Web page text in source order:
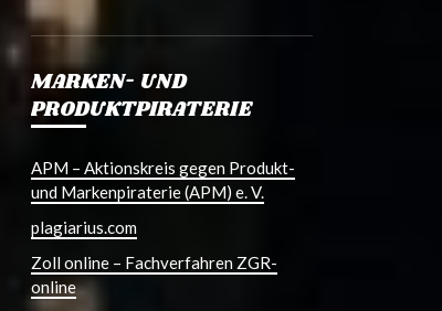
MARKEN- UND
PRODUKTPIRATERIE
APM – Aktionskreis gegen Produkt-
und Markenpiraterie (APM) e. V.
plagiarius.com
Zoll online – Fachverfahren ZGR-
online